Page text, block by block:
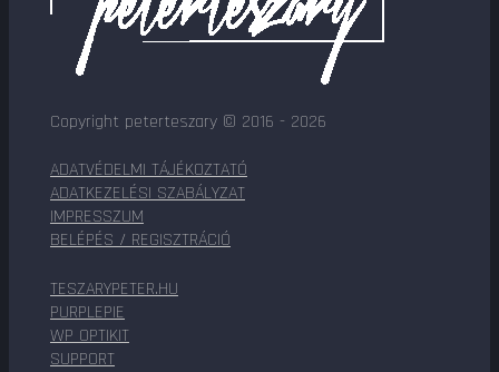
Copyright peterteszary © 2016 - 2026
ADATVÉDELMI TÁJÉKOZTATÓ
ADATKEZELÉSI SZABÁLYZAT
IMPRESSZUM
BELÉPÉS / REGISZTRÁCIÓ
TESZARYPETER.HU
PURPLEPIE
WP OPTIKIT
SUPPORT